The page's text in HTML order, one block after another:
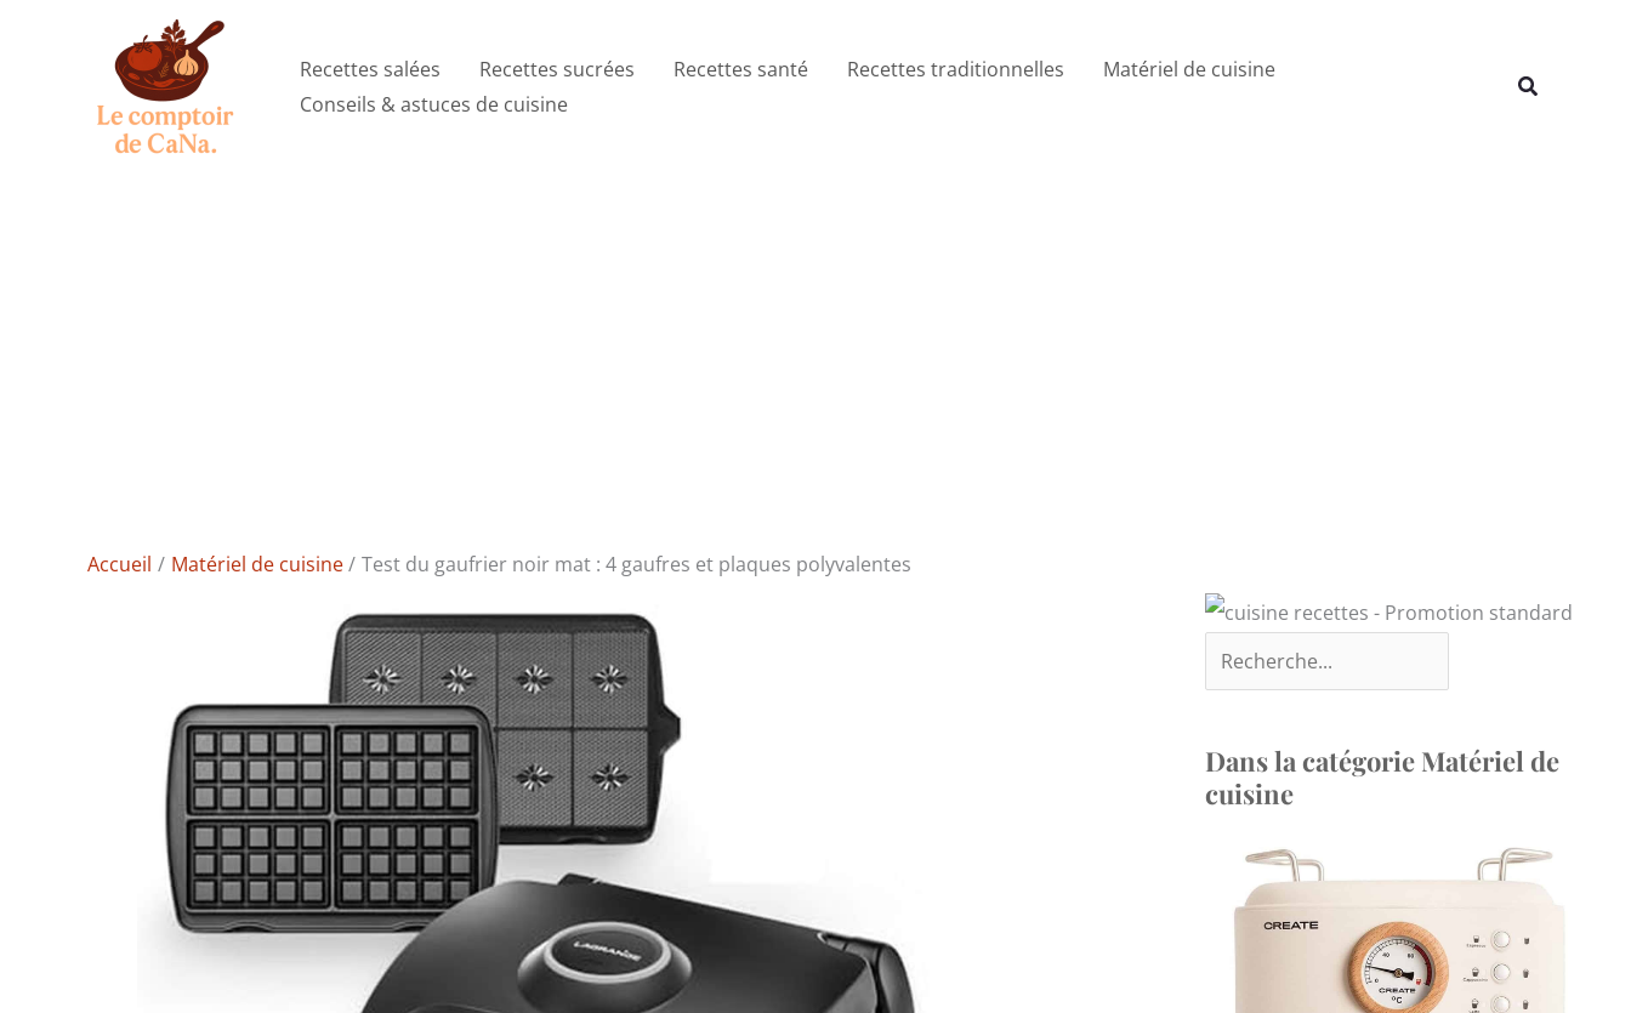
Recettes salées Recettes sucrées Recettes santé Recettes traditionnelles
Matériel de cuisine
Conseils & astuces de cuisine
Rechercher
Accueil Matériel de cuisine Test du gaufrier noir mat : 4 gaufres et plaques polyvalentes
Dans la catégorie Matériel de
cuisine